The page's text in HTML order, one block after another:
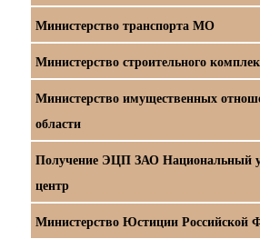
Министерство транспорта МО
Министерство строительного
Министерство имущественных
области
Получение ЭЦП ЗАО Национальный
центр
Министерство Юстиции Российской